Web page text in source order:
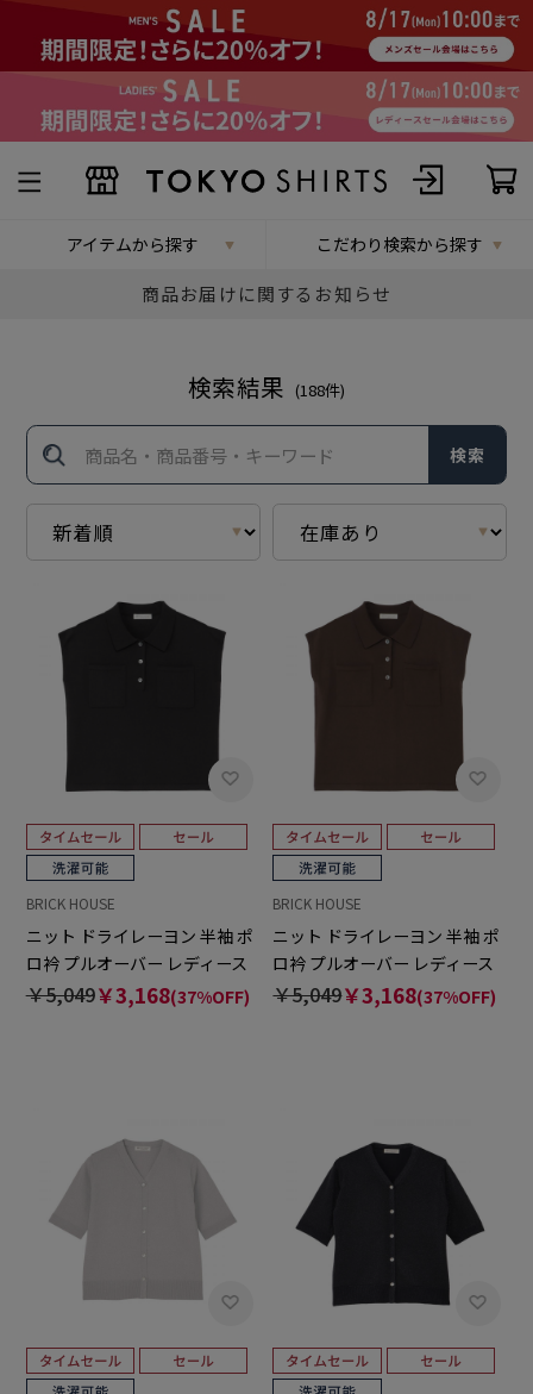
アイテムから探す こだわり検索から探す
商品お届けに関するお知らせ
検索結果 (188件)
検索
BRICK HOUSE
ニット ドライレーヨン 半袖 ポ
ロ衿 プルオーバー レディース
￥5,049￥3,168(37%OFF)
BRICK HOUSE
ニット ドライレーヨン 半袖 ポ
ロ衿 プルオーバー レディース
￥5,049￥3,168(37%OFF)